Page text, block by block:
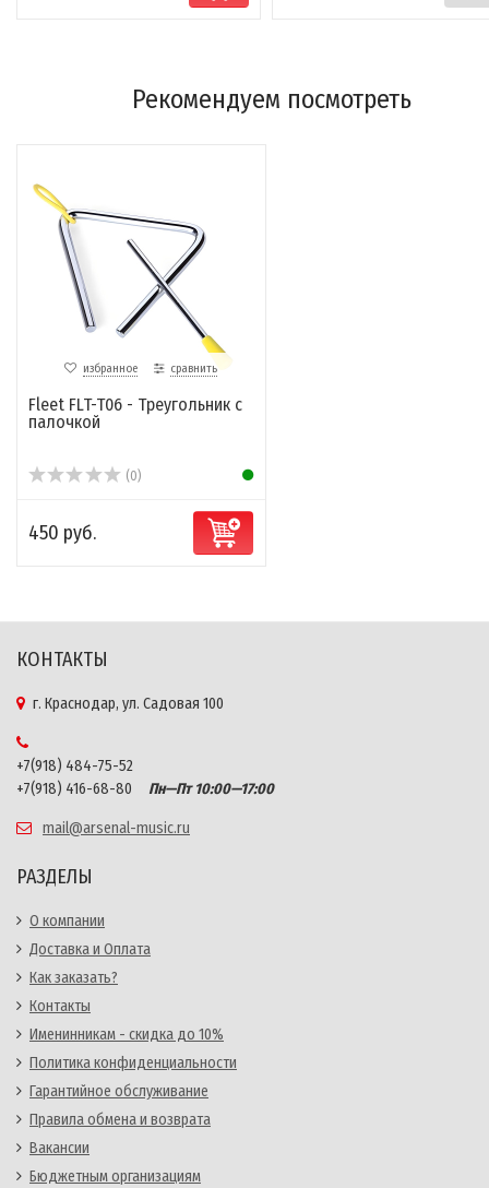
Рекомендуем посмотреть
избранное сравнить
Fleet FLT-T06 - Треугольник с
палочкой
(0)
450 руб.
КОНТАКТЫ
г. Краснодар, ул. Садовая 100
+7(918) 484-75-52
+7(918) 416-68-80
Пн—Пт 10:00—17:00
mail@arsenal-music.ru
РАЗДЕЛЫ
О компании
Доставка и Оплата
Как заказать?
Контакты
Именинникам - скидка до 10%
Политика конфиденциальности
Гарантийное обслуживание
Правила обмена и возврата
Вакансии
Бюджетным организациям